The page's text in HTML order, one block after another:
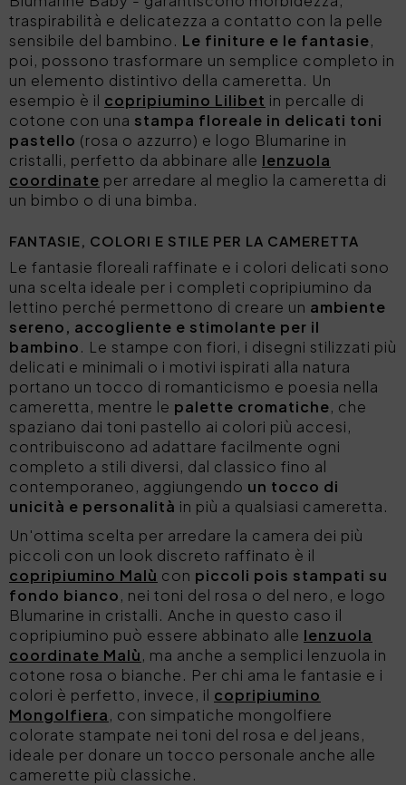
traspirabilità e delicatezza a contatto con la pelle
sensibile del bambino. Le finiture e le fantasie,
poi, possono trasformare un semplice completo in
un elemento distintivo della cameretta. Un
esempio è il copripiumino Lilibet in percalle di
cotone con una stampa floreale in delicati toni
pastello (rosa o azzurro) e logo Blumarine in
cristalli, perfetto da abbinare alle lenzuola
coordinate per arredare al meglio la cameretta di
un bimbo o di una bimba.
FANTASIE, COLORI E STILE PER LA CAMERETTA
Le fantasie floreali raffinate e i colori delicati sono
una scelta ideale per i completi copripiumino da
lettino perché permettono di creare un ambiente
sereno, accogliente e stimolante per il
bambino. Le stampe con fiori, i disegni stilizzati più
delicati e minimali o i motivi ispirati alla natura
portano un tocco di romanticismo e poesia nella
cameretta, mentre le palette cromatiche, che
spaziano dai toni pastello ai colori più accesi,
contribuiscono ad adattare facilmente ogni
completo a stili diversi, dal classico fino al
contemporaneo, aggiungendo un tocco di
unicità e personalità in più a qualsiasi cameretta.
Un'ottima scelta per arredare la camera dei più
piccoli con un look discreto raffinato è il
copripiumino Malù con piccoli pois stampati su
fondo bianco, nei toni del rosa o del nero, e logo
Blumarine in cristalli. Anche in questo caso il
copripiumino può essere abbinato alle lenzuola
coordinate Malù, ma anche a semplici lenzuola in
cotone rosa o bianche. Per chi ama le fantasie e i
colori è perfetto, invece, il copripiumino
Mongolfiera, con simpatiche mongolfiere
colorate stampate nei toni del rosa e del jeans,
ideale per donare un tocco personale anche alle
camerette più classiche.